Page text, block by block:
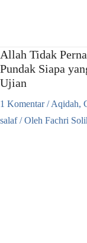
Allah Tidak
Pundak Siapa
Ujian
1 Komentar /Aqidah,
salaf/ Oleh Fachri